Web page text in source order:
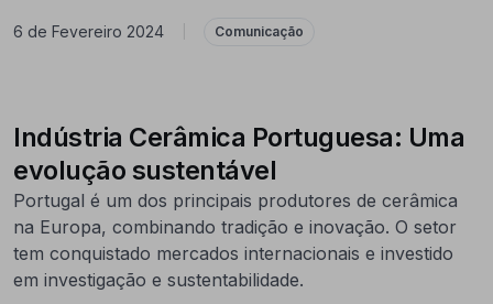
6 de Fevereiro 2024 Comunicação
Indústria Cerâmica Portuguesa: Uma
evolução sustentável
Portugal é um dos principais produtores de cerâmica
na Europa, combinando tradição e inovação. O setor
tem conquistado mercados internacionais e investido
em investigação e sustentabilidade.